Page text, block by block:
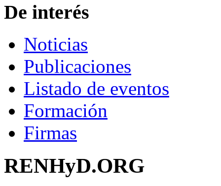
De interés
Noticias
Publicaciones
Listado de eventos
Formación
Firmas
RENHyD.ORG